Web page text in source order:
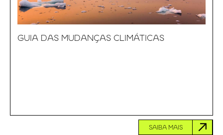
GUIA DAS MUDANÇAS CLIMÁTICAS
SAIBA MAIS